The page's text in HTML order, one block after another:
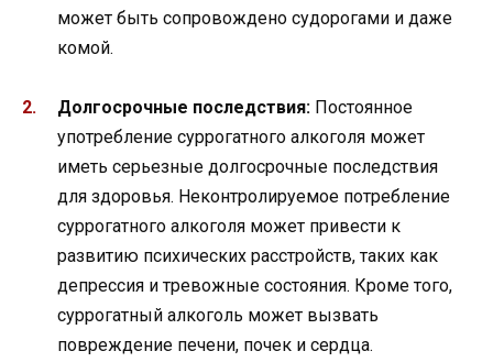
может быть сопровождено судорогами и даже
комой.
Долгосрочные последствия: Постоянное
употребление суррогатного алкоголя может
иметь серьезные долгосрочные последствия
для здоровья. Неконтролируемое потребление
суррогатного алкоголя может привести к
развитию психических расстройств, таких как
депрессия и тревожные состояния. Кроме того,
суррогатный алкоголь может вызвать
повреждение печени, почек и сердца.